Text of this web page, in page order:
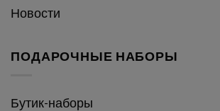
Новости
ПОДАРОЧНЫЕ НАБОРЫ
Бутик-наборы